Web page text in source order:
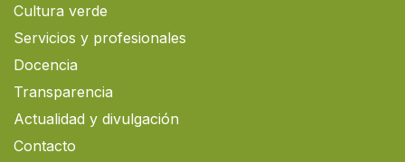
Cultura verde
Servicios y profesionales
Docencia
Transparencia
Actualidad y divulgación
Contacto